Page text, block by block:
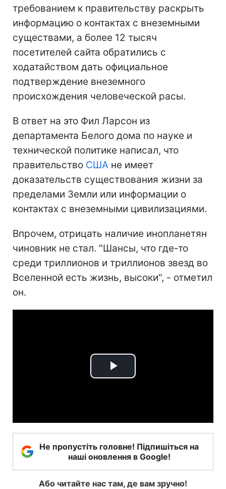
требованием к правительству раскрыть
информацию о контактах с внеземными
существами, а более 12 тысяч
посетителей сайта обратились с
ходатайством дать официальное
подтверждение внеземного
происхождения человеческой расы.
В ответ на это Фил Ларсон из
департамента Белого дома по науке и
технической политике написал, что
правительство США не имеет
доказательств существования жизни за
пределами Земли или информации о
контактах с внеземными цивилизациями.
Впрочем, отрицать наличие инопланетян
чиновник не стал. "Шансы, что где-то
среди триллионов и триллионов звезд во
Вселенной есть жизнь, высоки", - отметил
он.
Play
Не пропустіть головне! Підпишіться на
наші оновлення в Google!
Або читайте нас там, де вам зручно!